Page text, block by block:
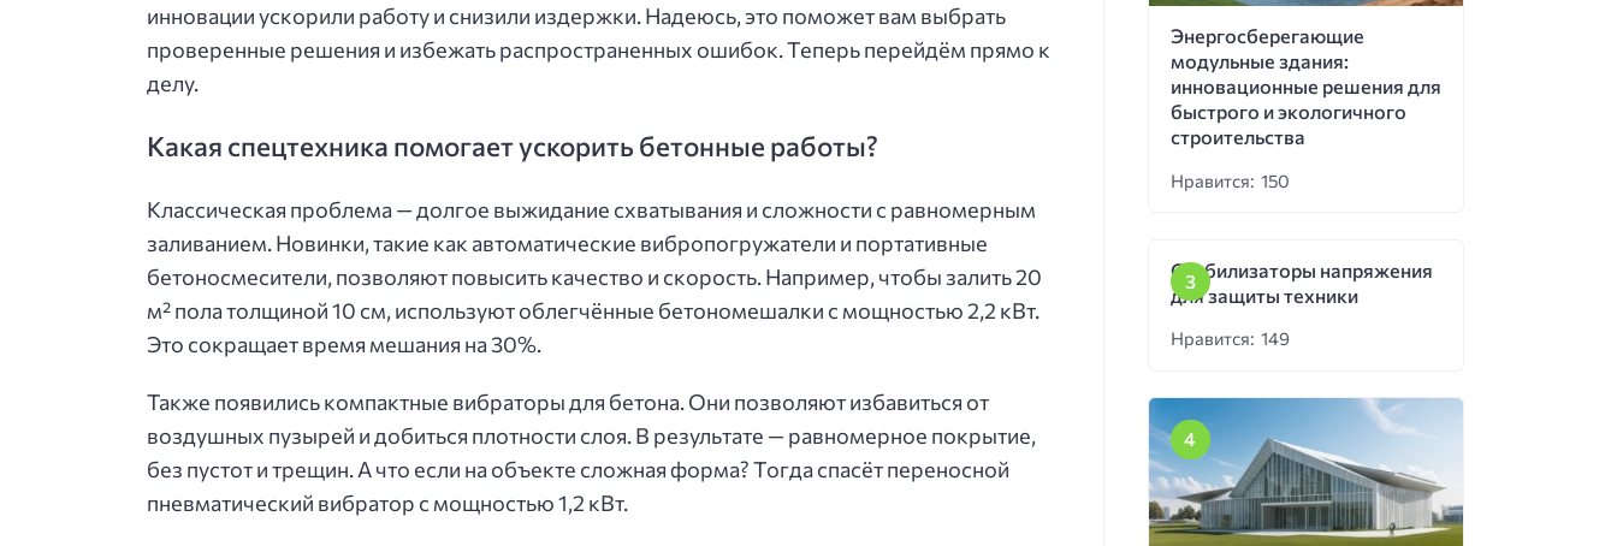
инновации ускорили работу и снизили издержки. Надеюсь, это поможет вам выбрать
проверенные решения и избежать распространенных ошибок. Теперь перейдём прямо к
делу.
Какая спецтехника помогает ускорить бетонные работы?
Классическая проблема — долгое выжидание схватывания и сложности с равномерным
заливанием. Новинки, такие как автоматические вибропогружатели и портативные
бетоносмесители, позволяют повысить качество и скорость. Например, чтобы залить 20
м² пола толщиной 10 см, используют облегчённые бетономешалки с мощностью 2,2 кВт.
Это сокращает время мешания на 30%.
Также появились компактные вибраторы для бетона. Они позволяют избавиться от
воздушных пузырей и добиться плотности слоя. В результате — равномерное покрытие,
без пустот и трещин. А что если на объекте сложная форма? Тогда спасёт переносной
пневматический вибратор с мощностью 1,2 кВт.
Энергосберегающие
модульные здания:
инновационные решения для
быстрого и экологичного
строительства
Нравится: 150
Стабилизаторы напряжения
для защиты техники
Нравится: 149